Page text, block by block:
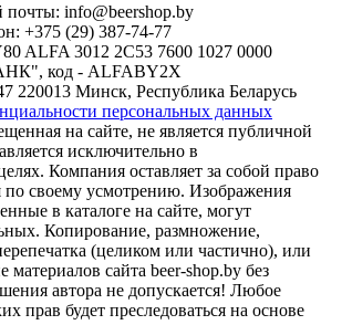
почты: info@beershop.by
+375 (29) 387-74-77
ALFA 3012 2C53 7600 1027 0000
код - ALFABY2X
220013 Минск, Республика Беларусь
персональных данных
на сайте, не является публичной
исключительно в
Компания оставляет за собой право
по своему усмотрению. Изображения
в каталоге на сайте, могут
Копирование, размножение,
(целиком или частично), или
материалов сайта beer-shop.by без
автора не допускается! Любое
прав будет преследоваться на основе